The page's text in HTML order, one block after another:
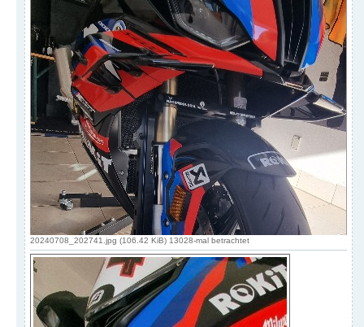
20240708_202741.jpg (106.42 KiB) 13028-mal betrachtet